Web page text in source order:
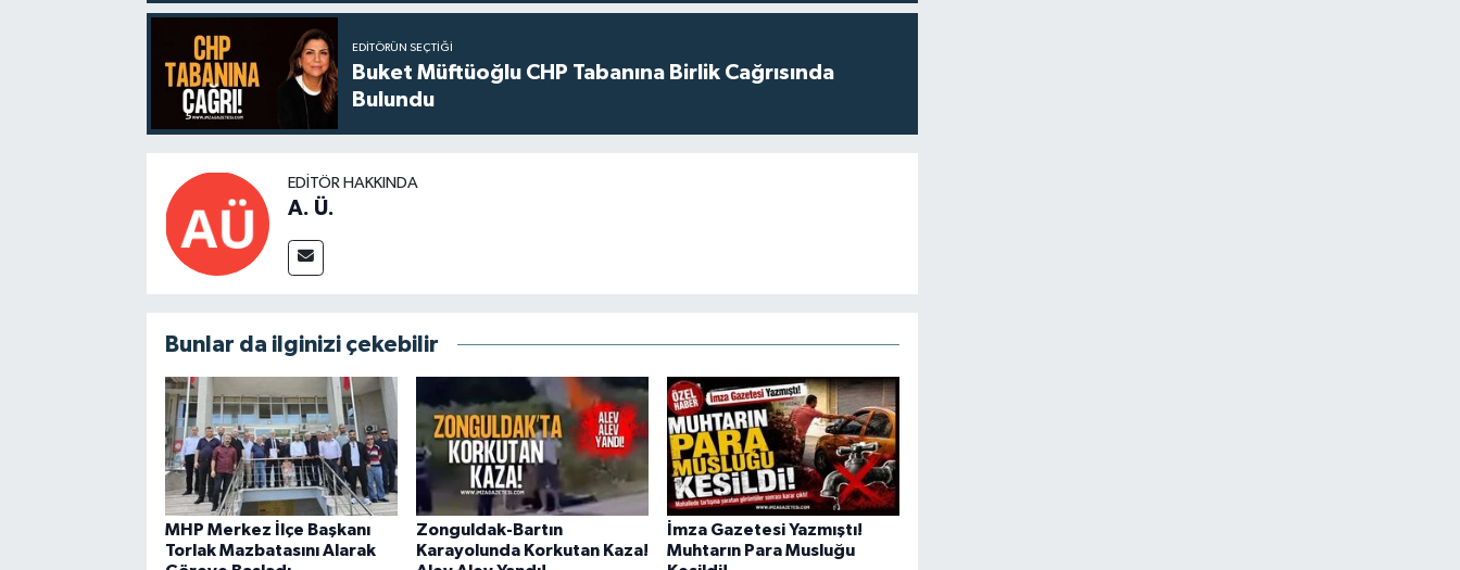
EDITÖRÜN SEÇTIĞI
Buket Müftüoğlu CHP Tabanına Birlik Cağrısında
Bulundu
EDITÖR HAKKINDA
A. Ü.
Bunlar da ilginizi çekebilir
MHP Merkez İlçe Başkanı
Torlak Mazbatasını Alarak
Zonguldak-Bartın
Karayolunda Korkutan Kaza!
İmza Gazetesi Yazmıştı!
Muhtarın Para Musluğu